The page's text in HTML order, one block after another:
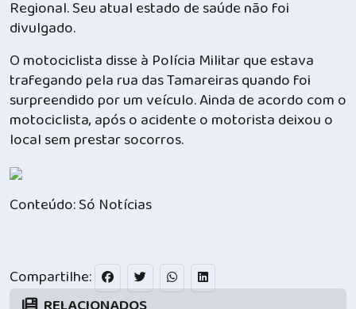
Regional. Seu atual estado de saúde não foi
divulgado.
O motociclista disse à Polícia Militar que estava
trafegando pela rua das Tamareiras quando foi
surpreendido por um veículo. Ainda de acordo com o
motociclista, após o acidente o motorista deixou o
local sem prestar socorros.
Conteúdo: Só Notícias
Compartilhe: